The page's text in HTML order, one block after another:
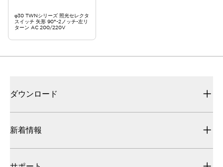
φ30 TWNシリーズ 照光セレクタ
スイッチ 矢形 90°-2ノッチ-左リ
ターン AC 200/220V
ダウンロード
新着情報